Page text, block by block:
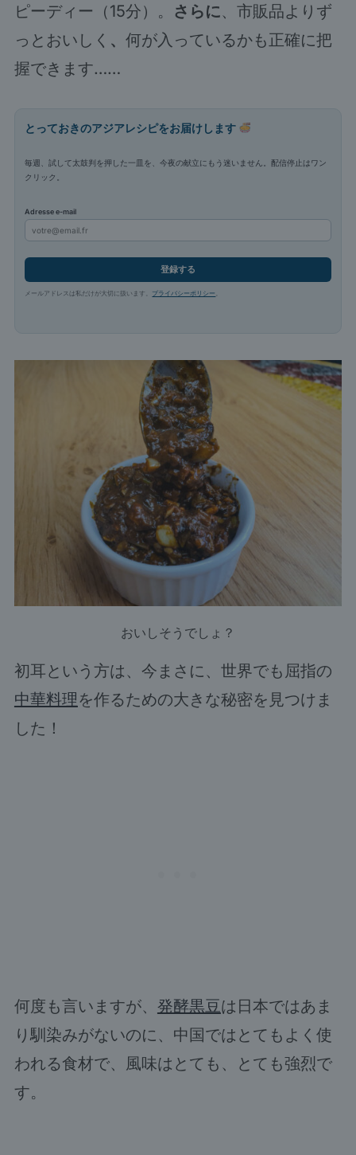
ピーディー（15分）。 さらに、市販品よりず
っとおいしく 、 何が入っているかも正確に把
握できます……
とっておきのアジアレシピをお届けします
毎週、試して太鼓判を押した一皿を、今夜の献立にもう迷いません。配信停止はワン
クリック。
Adresse e-mail
登録する
メールアドレスは私だけが大切に扱います。 プライバシーポリシー
おいしそうでしょ？
初耳という方は、今まさに、世界でも屈指の
中華料理を作るための大きな秘密を見つけま
した！
何度も言いますが、 発酵黒豆は日本ではあま
り馴染みがないのに、中国ではとてもよく使
われる食材で、風味はとても、とても強烈で
す。